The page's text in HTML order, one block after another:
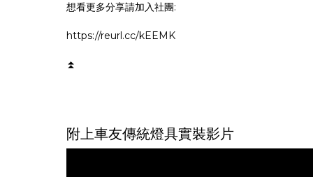
想看更多分享請加入社團:
https://reurl.cc/kEEMK
⏫
附上車友傳統燈具實裝影片